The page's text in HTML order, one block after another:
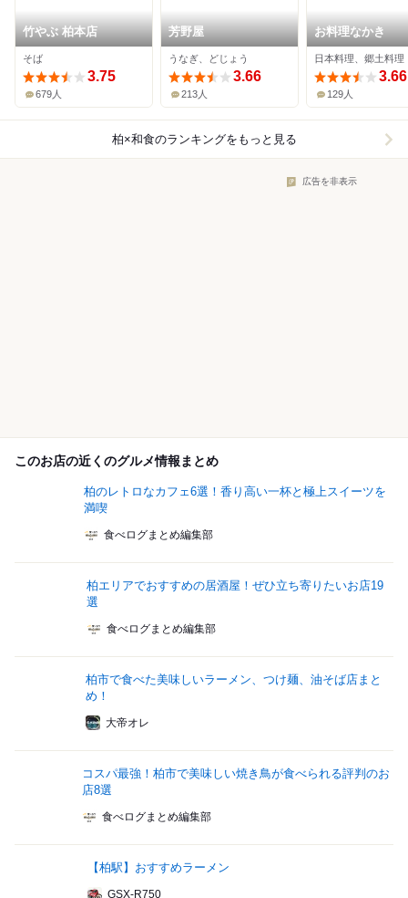
竹やぶ 柏本店
そば
3.75
679人
芳野屋
うなぎ、どじょう
3.66
213人
お料理なかき
日本料理、郷土料理
3.66
129人
柏×和食のランキングをもっと見る
広告を非表示
このお店の近くのグルメ情報まとめ
柏のレトロなカフェ6選！香り高い一杯と極上スイーツを
満喫
食べログまとめ編集部
柏エリアでおすすめの居酒屋！ぜひ立ち寄りたいお店19
選
食べログまとめ編集部
柏市で食べた美味しいラーメン、つけ麺、油そば店まと
め！
大帝オレ
コスパ最強！柏市で美味しい焼き鳥が食べられる評判のお
店8選
食べログまとめ編集部
【柏駅】おすすめラーメン
GSX-R750